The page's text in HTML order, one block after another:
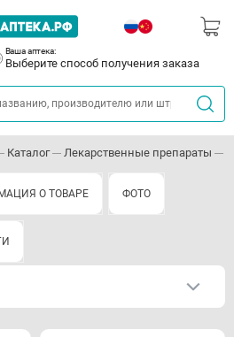
Ваша аптека:
Выберите способ получения заказа
Каталог Лекарственные препараты
О ТОВАРЕ ФОТО